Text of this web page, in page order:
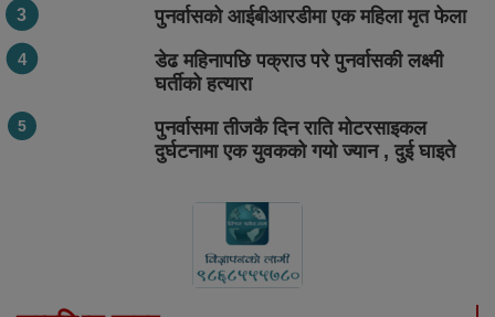
पुनर्वासको आईबीआरडीमा एक महिला मृत फेला
डेढ महिनापछि पक्राउ परे पुनर्वासकी लक्ष्मी
घर्तीको हत्यारा
पुनर्वासमा तीजकै दिन राति मोटरसाइकल
दुर्घटनामा एक युवकको गयो ज्यान , दुई घाइते